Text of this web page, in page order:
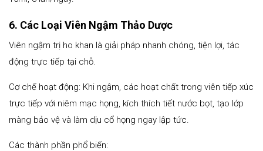
6. Các Loại Viên Ngậm Thảo Dược
Viên ngậm trị ho khan là giải pháp nhanh chóng, tiện lợi, tác
động trực tiếp tại chỗ.
Cơ chế hoạt động: Khi ngậm, các hoạt chất trong viên tiếp xúc
trực tiếp với niêm mạc họng, kích thích tiết nước bọt, tạo lớp
màng bảo vệ và làm dịu cổ họng ngay lập tức.
Các thành phần phổ biến: